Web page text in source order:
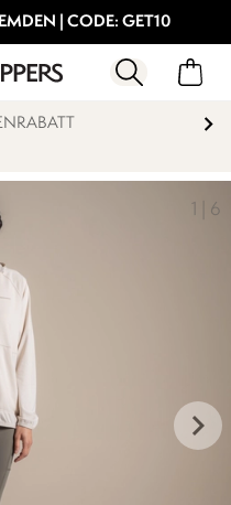
| CODE: GET10
1 6
keyboard_arrow_right